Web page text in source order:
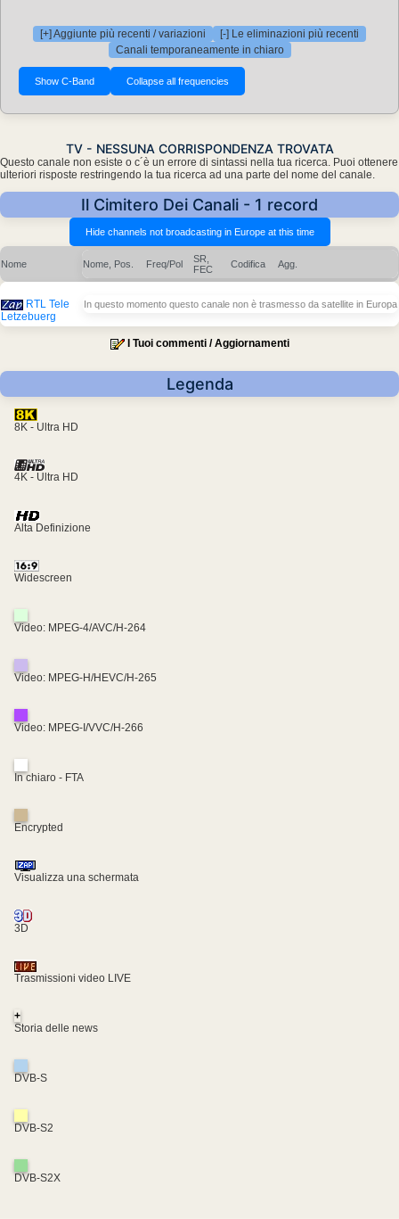
[+] Aggiunte più recenti / variazioni
[-] Le eliminazioni più recenti
Canali temporaneamente in chiaro
TV - NESSUNA CORRISPONDENZA TROVATA
Questo canale non esiste o c´è un errore di sintassi nella tua ricerca. Puoi ottenere
ulteriori risposte restringendo la tua ricerca ad una parte del nome del canale.
Il Cimitero Dei Canali - 1 record
Nome Nome, Pos. Freq/Pol
SR,
FEC
Codifica Agg.
RTL Tele
Letzebuerg
In questo momento questo canale non è trasmesso da satellite in Europa
I Tuoi commenti / Aggiornamenti
Legenda
8K - Ultra HD
4K - Ultra HD
Alta Definizione
Widescreen
Video: MPEG-4/AVC/H-264
Video: MPEG-H/HEVC/H-265
Video: MPEG-I/VVC/H-266
In chiaro - FTA
Encrypted
Visualizza una schermata
3D
Trasmissioni video LIVE
+
Storia delle news
DVB-S
DVB-S2
DVB-S2X